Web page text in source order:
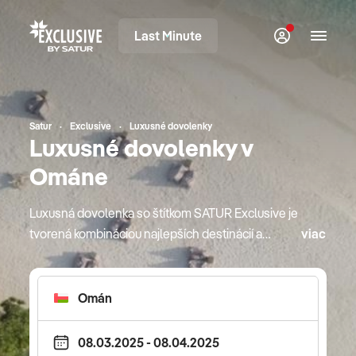
Last Minute
Satur Exclusive Luxusné dovolenky
Luxusné dovolenky v
Ománe
Luxusná dovolenka so štítkom SATUR Exclusive je
tvorená kombináciou najlepších destinácií a
najprestížnejších hotelov. Ich výnimočnosť je
deklarovaná svetovými oceneniami v oblasti
hotelierstva, preslávenými gurmánskymi
reštauráciami, bohatou ponukou starostlivosti o
telo a diskrétnosťou aj počas roku 2026. Cestujte
viac